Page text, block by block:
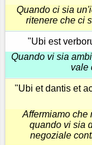
Quando ci sia
ritenere che ci
"Ubi est
Quando vi sia
vale
"Ubi et dantis et
Affermiamo che
quando vi sia
negoziale